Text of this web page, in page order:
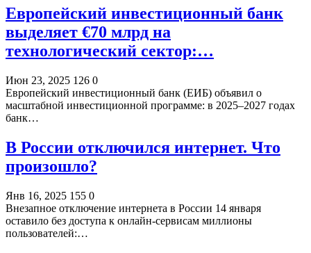
Европейский инвестиционный банк
выделяет €70 млрд на
технологический сектор:…
Июн 23, 2025 126 0
Европейский инвестиционный банк (ЕИБ) объявил о
масштабной инвестиционной программе: в 2025–2027 годах
банк…
В России отключился интернет. Что
произошло?
Янв 16, 2025 155 0
Внезапное отключение интернета в России 14 января
оставило без доступа к онлайн-сервисам миллионы
пользователей:…